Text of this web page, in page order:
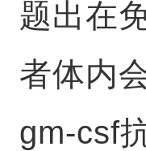
题出在
者体内
gm-csf